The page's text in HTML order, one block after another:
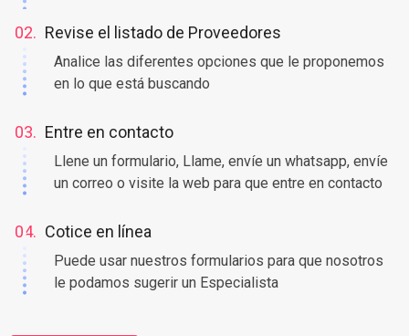
02. Revise el listado de Proveedores
Analice las diferentes opciones que le proponemos
en lo que está buscando
03. Entre en contacto
Llene un formulario, Llame, envíe un whatsapp, envíe
un correo o visite la web para que entre en contacto
04. Cotice en línea
Puede usar nuestros formularios para que nosotros
le podamos sugerir un Especialista